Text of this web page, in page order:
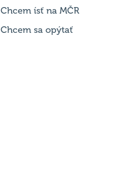
Chcem ísť na MČR
Chcem sa opýtať